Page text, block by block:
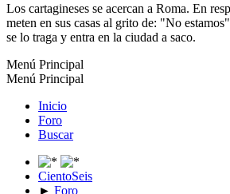
Los cartagineses se acercan a Roma. En
meten en sus casas al grito de: "No
se lo traga y entra en la ciudad a saco.
Menú Principal
Menú Principal
Inicio
Foro
Buscar
CientoSeis
► Foro